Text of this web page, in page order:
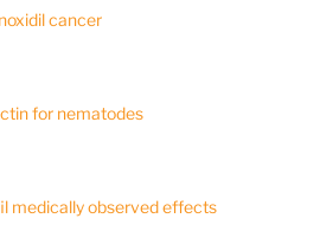
cancer
for nematodes
medically observed effects